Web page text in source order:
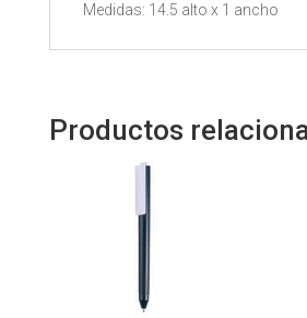
Medidas: 14.5 alto x 1 ancho
Productos